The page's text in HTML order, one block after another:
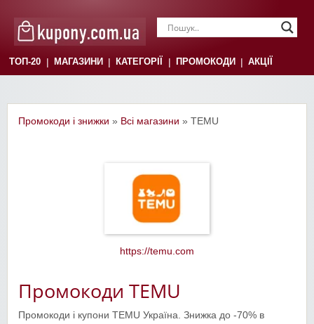
ТОП-20 | МАГАЗИНИ | КАТЕГОРІЇ | ПРОМОКОДИ | АКЦІЇ
Промокоди і знижки » Всі магазини » TEMU
https://temu.com
Промокоди TEMU
Промокоди і купони TEMU Україна. Знижка до -70% в